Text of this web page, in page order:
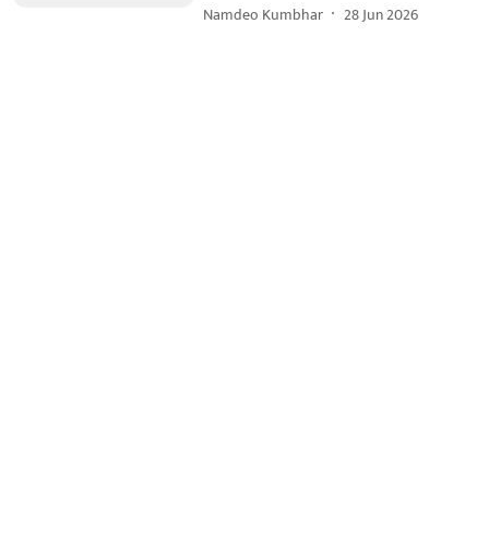
Namdeo Kumbhar 28 Jun 2026